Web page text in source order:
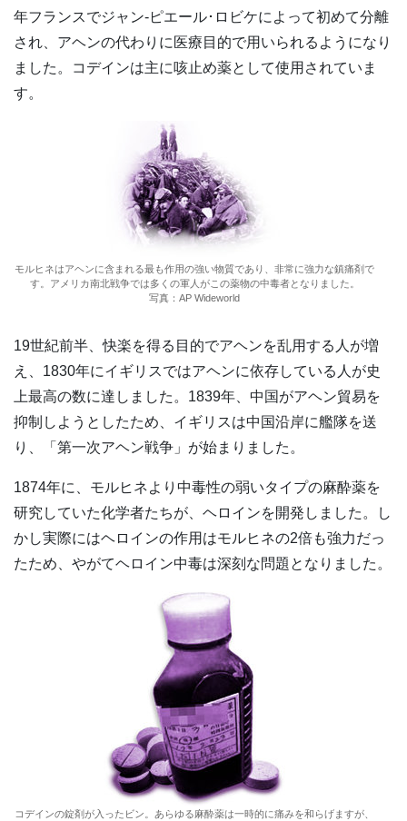
年フランスでジャン‐ピエール･ロビケによって初めて分離
され、アヘンの代わりに医療目的で用いられるようになり
ました。コデインは主に咳止め薬として使用されていま
す。
モルヒネはアヘンに含まれる最も作用の強い物質であり、非常に強力な鎮痛剤で
す。アメリカ南北戦争では多くの軍人がこの薬物の中毒者となりました。
写真：AP Wideworld
19世紀前半、快楽を得る目的でアヘンを乱用する人が増
え、1830年にイギリスではアヘンに依存している人が史
上最高の数に達しました。1839年、中国がアヘン貿易を
抑制しようとしたため、イギリスは中国沿岸に艦隊を送
り、「第一次アヘン戦争」が始まりました。
1874年に、モルヒネより中毒性の弱いタイプの麻酔薬を
研究していた化学者たちが、ヘロインを開発しました。し
かし実際にはヘロインの作用はモルヒネの2倍も強力だっ
たため、やがてヘロイン中毒は深刻な問題となりました。
コデインの錠剤が入ったビン。あらゆる麻酔薬は一時的に痛みを和らげますが、